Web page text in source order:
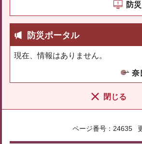
防
防災ポータル
現在、情報はありません。
奈
閉じる
ページ番号：24635